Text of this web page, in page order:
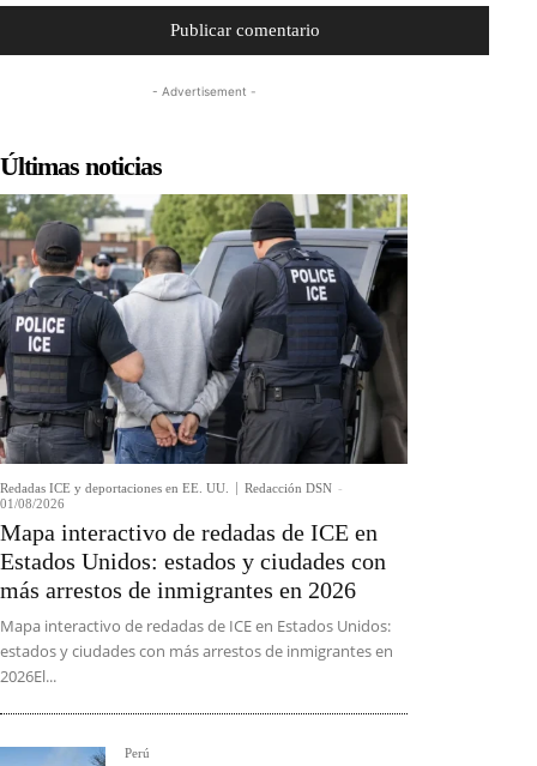
- Advertisement -
Últimas noticias
Redadas ICE y deportaciones en EE. UU. Redacción DSN -
01/08/2026
Mapa interactivo de redadas de ICE en
Estados Unidos: estados y ciudades con
más arrestos de inmigrantes en 2026
Mapa interactivo de redadas de ICE en Estados Unidos:
estados y ciudades con más arrestos de inmigrantes en
2026El...
Perú